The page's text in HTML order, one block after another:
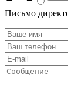
Письмо